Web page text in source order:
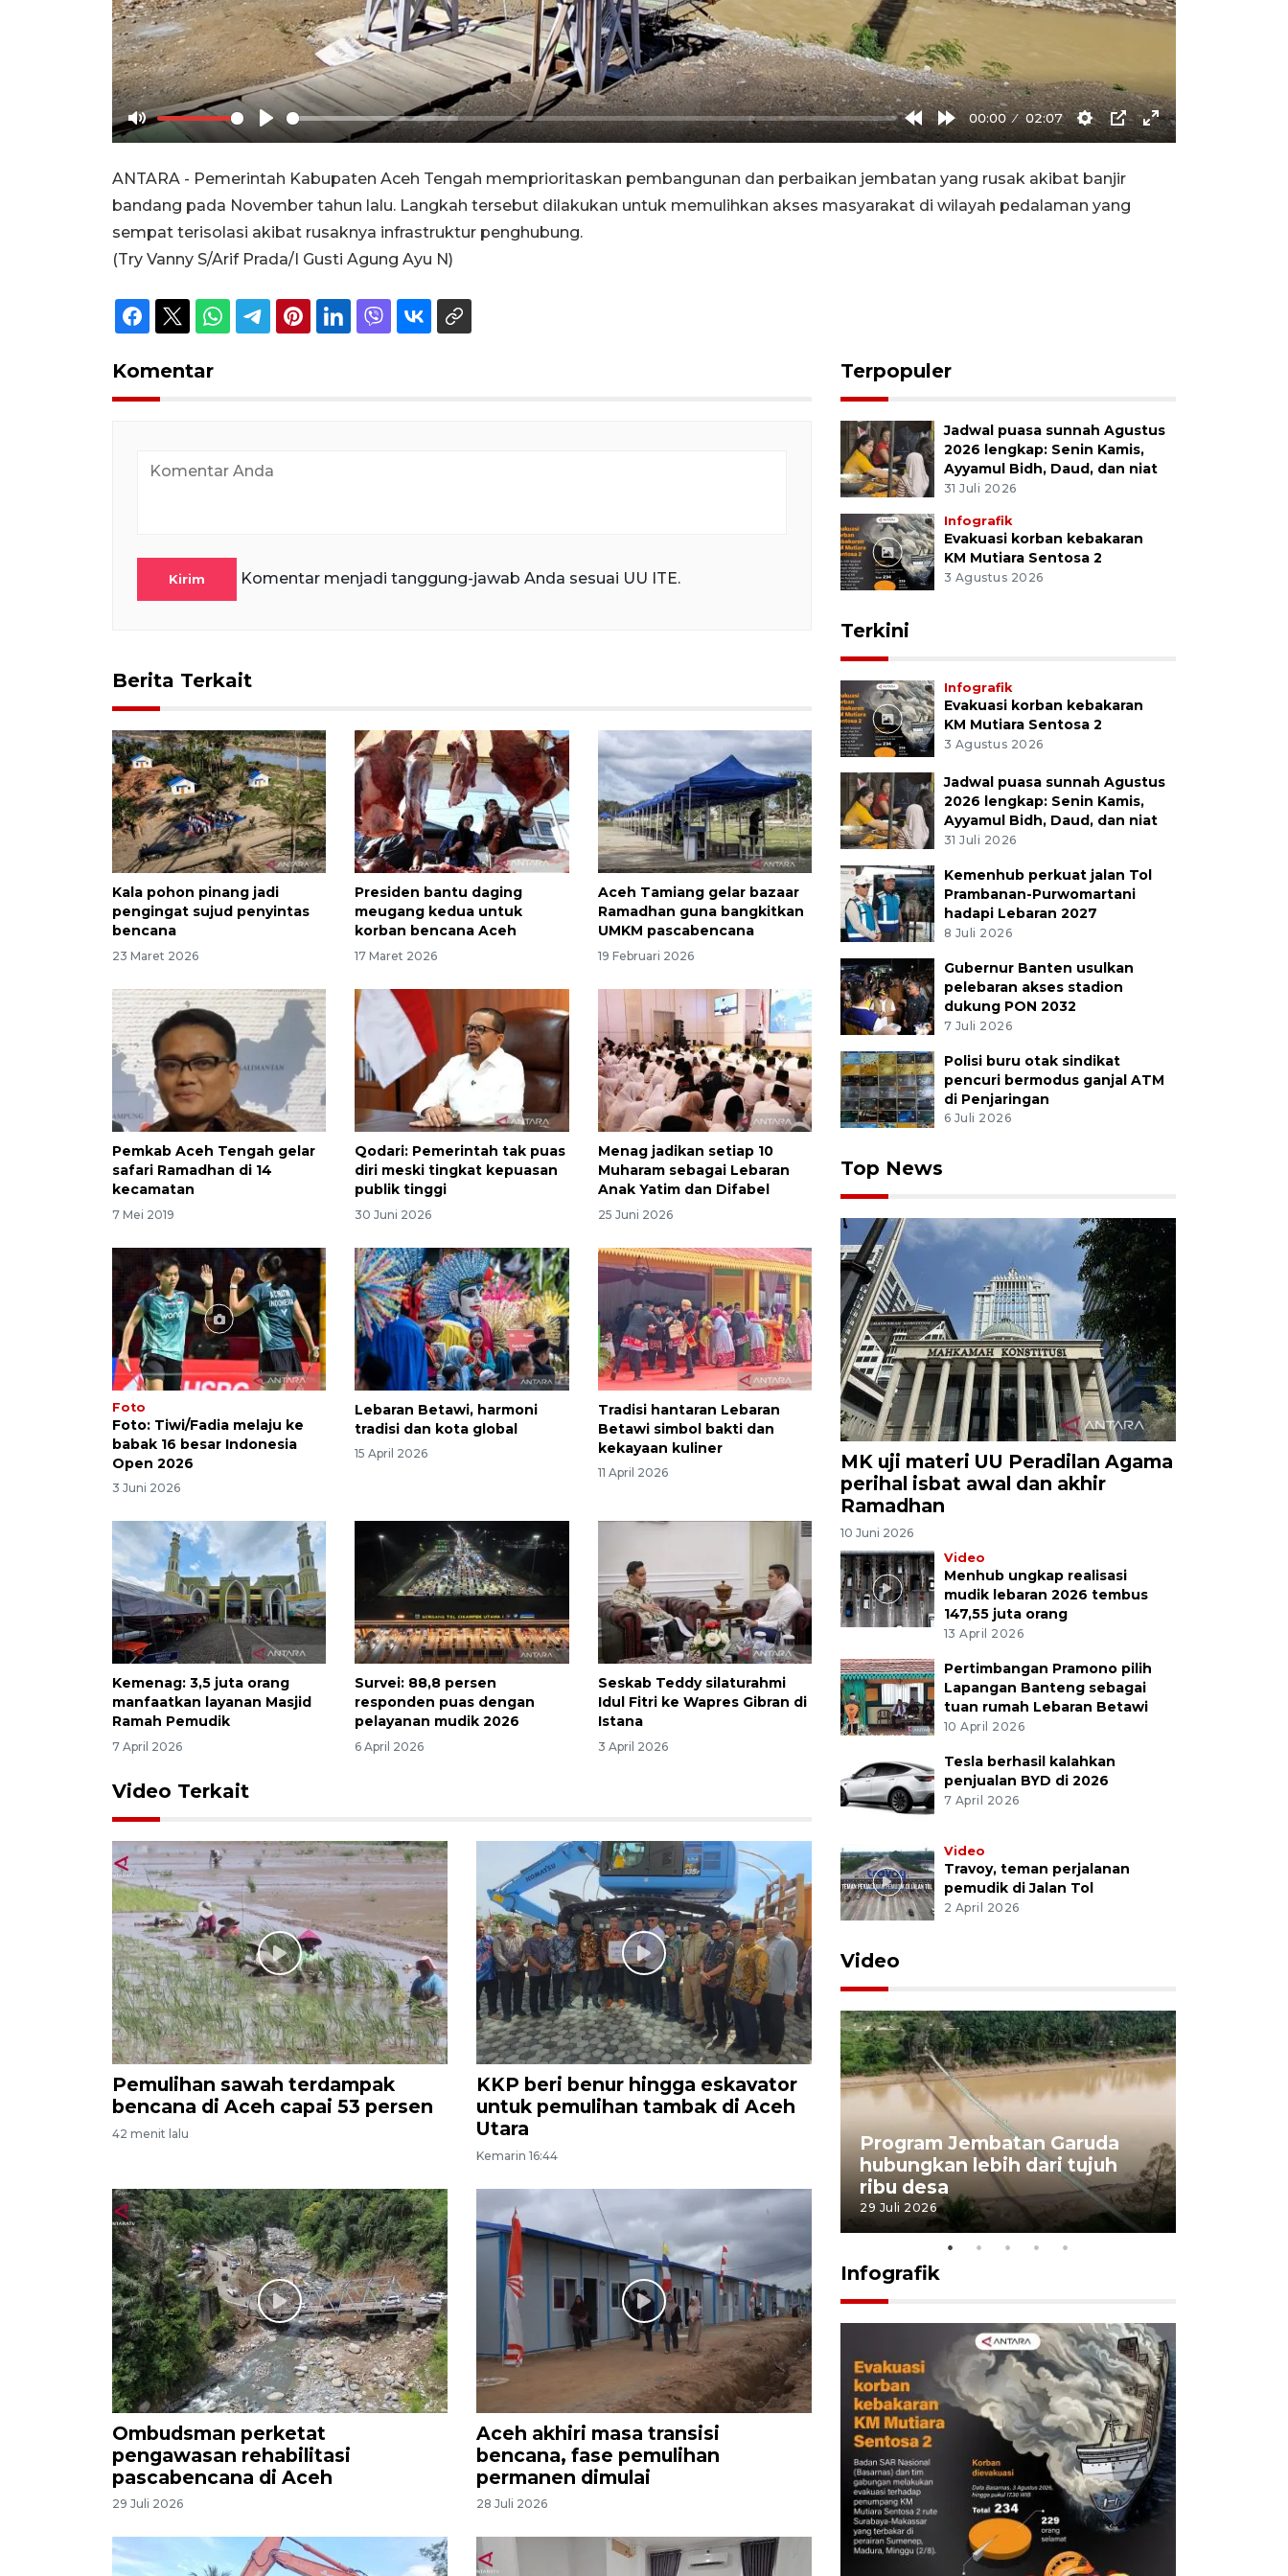
Mute Play
RewindForward
00:00 02:07
Settings
PIP Enter
ANTARA - Pemerintah Kabupaten Aceh Tengah memprioritaskan pembangunan dan perbaikan jembatan yang rusak akibat banjir
bandang pada November tahun lalu. Langkah tersebut dilakukan untuk memulihkan akses masyarakat di wilayah pedalaman yang
sempat terisolasi akibat rusaknya infrastruktur penghubung.
(Try Vanny S/Arif Prada/I Gusti Agung Ayu N)
Komentar
Kirim Komentar menjadi tanggung-jawab Anda sesuai UU ITE.
Berita Terkait
Kala pohon pinang jadi
pengingat sujud penyintas
bencana
23 Maret 2026
Presiden bantu daging
meugang kedua untuk
korban bencana Aceh
17 Maret 2026
Aceh Tamiang gelar bazaar
Ramadhan guna bangkitkan
UMKM pascabencana
19 Februari 2026
Pemkab Aceh Tengah gelar
safari Ramadhan di 14
kecamatan
7 Mei 2019
Qodari: Pemerintah tak puas
diri meski tingkat kepuasan
publik tinggi
30 Juni 2026
Menag jadikan setiap 10
Muharam sebagai Lebaran
Anak Yatim dan Difabel
25 Juni 2026
Foto
Foto: Tiwi/Fadia melaju ke
babak 16 besar Indonesia
Open 2026
3 Juni 2026
Lebaran Betawi, harmoni
tradisi dan kota global
15 April 2026
Tradisi hantaran Lebaran
Betawi simbol bakti dan
kekayaan kuliner
11 April 2026
Kemenag: 3,5 juta orang
manfaatkan layanan Masjid
Ramah Pemudik
7 April 2026
Survei: 88,8 persen
responden puas dengan
pelayanan mudik 2026
6 April 2026
Seskab Teddy silaturahmi
Idul Fitri ke Wapres Gibran di
Istana
3 April 2026
Video Terkait
Pemulihan sawah terdampak
bencana di Aceh capai 53 persen
42 menit lalu
KKP beri benur hingga eskavator
untuk pemulihan tambak di Aceh
Utara
Kemarin 16:44
Ombudsman perketat
pengawasan rehabilitasi
pascabencana di Aceh
29 Juli 2026
Aceh akhiri masa transisi
bencana, fase pemulihan
permanen dimulai
28 Juli 2026
Terpopuler
Jadwal puasa sunnah Agustus
2026 lengkap: Senin Kamis,
Ayyamul Bidh, Daud, dan niat
31 Juli 2026
Infografik
Evakuasi korban kebakaran
KM Mutiara Sentosa 2
3 Agustus 2026
Terkini
Infografik
Evakuasi korban kebakaran
KM Mutiara Sentosa 2
3 Agustus 2026
Jadwal puasa sunnah Agustus
2026 lengkap: Senin Kamis,
Ayyamul Bidh, Daud, dan niat
31 Juli 2026
Kemenhub perkuat jalan Tol
Prambanan-Purwomartani
hadapi Lebaran 2027
8 Juli 2026
Gubernur Banten usulkan
pelebaran akses stadion
dukung PON 2032
7 Juli 2026
Polisi buru otak sindikat
pencuri bermodus ganjal ATM
di Penjaringan
6 Juli 2026
Top News
MK uji materi UU Peradilan Agama
perihal isbat awal dan akhir
Ramadhan
10 Juni 2026
Video
Menhub ungkap realisasi
mudik lebaran 2026 tembus
147,55 juta orang
13 April 2026
Pertimbangan Pramono pilih
Lapangan Banteng sebagai
tuan rumah Lebaran Betawi
10 April 2026
Tesla berhasil kalahkan
penjualan BYD di 2026
7 April 2026
Video
Travoy, teman perjalanan
pemudik di Jalan Tol
2 April 2026
Video
Gabung Persebaya, striker
timnas Ramadhan Sananta
kembali asah naluri
9 Juli 2026
Program Jembatan Garuda
hubungkan lebih dari tujuh
ribu desa
29 Juli 2026
Infografik